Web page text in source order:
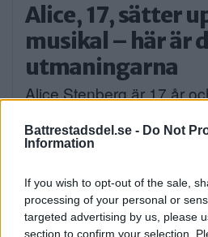
Battrestadsdel.se - Do Not
Information
If you wish to opt-out of the sale,
processing of your personal or
targeted advertising by us, please
section to confirm your selection.
Alice, 17, sätter
musikal – här är
utmaningarna
Alice Stenberg är 17 år
Bilist körde på
på cykel
På måndagskvällen blev